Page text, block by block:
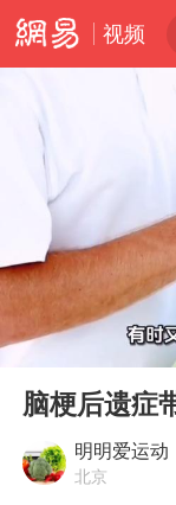
视频
00:00
脑梗后遗症
明明爱运动
北京